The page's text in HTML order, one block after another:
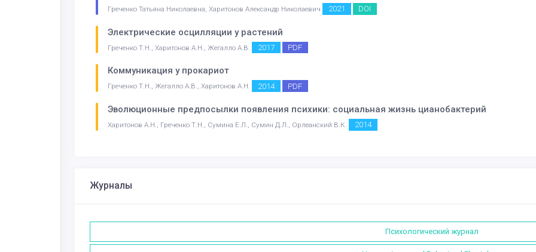
Греченко Татьяна Николаевна, Харитонов Александр Николаевич 2021 DOI
Электрические осцилляции у растений
Греченко Т.Н., Харитонов А.Н., Жегалло А.В. 2017 PDF
Коммуникация у прокариот
Греченко Т.Н., Жегалло А.В., Харитонов А.Н. 2014 PDF
Эволюционные предпосылки появления психики: социальная жизнь цианобактерий
Харитонов А.Н., Греченко Т.Н., Сумина Е.Л., Сумин Д.Л., Орлеанский В.К. 2014
Журналы
Психологический журнал